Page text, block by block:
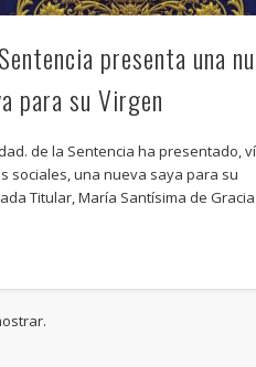
presenta una
para su Virgen
de la Sentencia ha presentado,
sociales, una nueva saya para su
Titular, María Santísima de